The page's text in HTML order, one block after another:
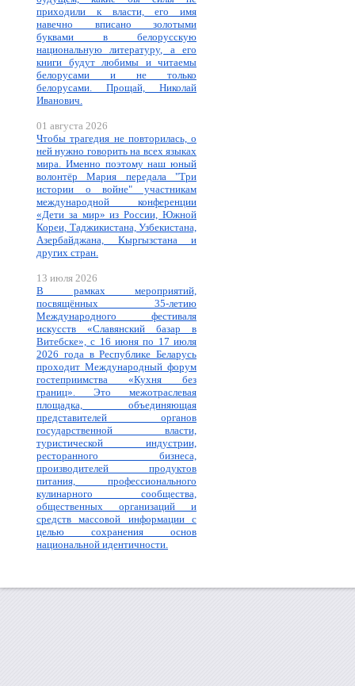
приходили к власти, его имя
навечно вписано золотыми
буквами в белорусскую
национальную литературу, а его
книги будут любимы и читаемы
белорусами и не только
белорусами. Прощай, Николай
Иванович.
01 августа 2026
Чтобы трагедия не повторилась, о
ней нужно говорить на всех языках
мира. Именно поэтому наш юный
волонтёр Мария передала "Три
истории о войне" участникам
международной конференции
«Дети за мир» из России, Южной
Кореи, Таджикистана, Узбекистана,
Азербайджана, Кыргызстана и
других стран.
13 июля 2026
В рамках мероприятий,
посвящённых 35-летию
Международного фестиваля
искусств «Славянский базар в
Витебске», с 16 июня по 17 июля
2026 года в Республике Беларусь
проходит Международный форум
гостеприимства «Кухня без
границ». Это межотраслевая
площадка, объединяющая
представителей органов
государственной власти,
туристической индустрии,
ресторанного бизнеса,
производителей продуктов
питания, профессионального
кулинарного сообщества,
общественных организаций и
средств массовой информации с
целью сохранения основ
национальной идентичности.